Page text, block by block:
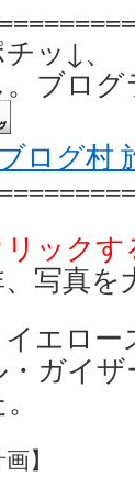
ポ
ブロ
ック
写真を
エロ
ガイ
】